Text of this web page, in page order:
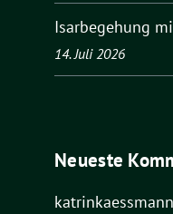
Isarbegehung
14. Juli 2026
Neueste
katrinkaessmann